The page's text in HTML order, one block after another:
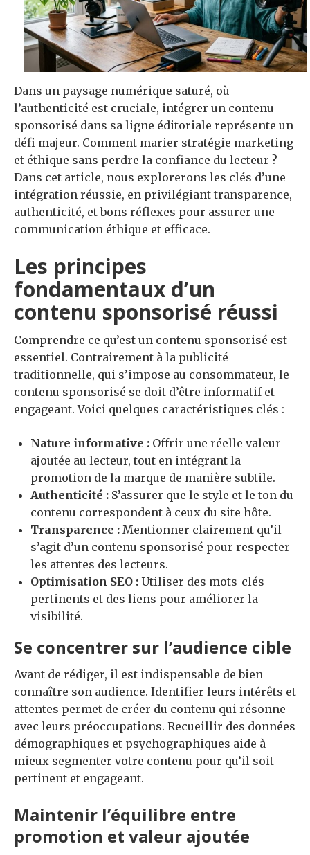
Dans un paysage numérique saturé, où
l’authenticité est cruciale, intégrer un contenu
sponsorisé dans sa ligne éditoriale représente un
défi majeur. Comment marier stratégie marketing
et éthique sans perdre la confiance du lecteur ?
Dans cet article, nous explorerons les clés d’une
intégration réussie, en privilégiant transparence,
authenticité, et bons réflexes pour assurer une
communication éthique et efficace.
Les principes
fondamentaux d’un
contenu sponsorisé réussi
Comprendre ce qu’est un contenu sponsorisé est
essentiel. Contrairement à la publicité
traditionnelle, qui s’impose au consommateur, le
contenu sponsorisé se doit d’être informatif et
engageant. Voici quelques caractéristiques clés :
Nature informative : Offrir une réelle valeur
ajoutée au lecteur, tout en intégrant la
promotion de la marque de manière subtile.
Authenticité : S’assurer que le style et le ton du
contenu correspondent à ceux du site hôte.
Transparence : Mentionner clairement qu’il
s’agit d’un contenu sponsorisé pour respecter
les attentes des lecteurs.
Optimisation SEO : Utiliser des mots-clés
pertinents et des liens pour améliorer la
visibilité.
Se concentrer sur l’audience cible
Avant de rédiger, il est indispensable de bien
connaître son audience. Identifier leurs intérêts et
attentes permet de créer du contenu qui résonne
avec leurs préoccupations. Recueillir des données
démographiques et psychographiques aide à
mieux segmenter votre contenu pour qu’il soit
pertinent et engageant.
Maintenir l’équilibre entre
promotion et valeur ajoutée